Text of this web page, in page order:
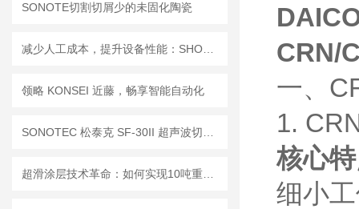
SONOTE切割切屑少的未固化陶瓷
领略 KONSEI 近藤，畅享智能自动化
CRN/
一、
1.
核心
细小